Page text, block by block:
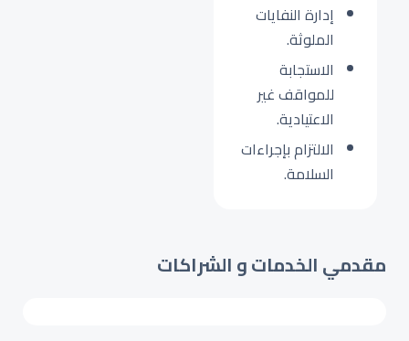
إدارة النفايات
الملوثة.
الاستجابة
للمواقف غير
الاعتيادية.
الالتزام بإجراءات
السلامة.
مقدمي الخدمات و الشراكات